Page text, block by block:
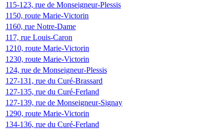
115-123, rue de Monseigneur-Plessis
1150, route Marie-Victorin
1160, rue Notre-Dame
117, rue Louis-Caron
1210, route Marie-Victorin
1230, route Marie-Victorin
124, rue de Monseigneur-Plessis
127-131, rue du Curé-Brassard
127-135, rue du Curé-Ferland
127-139, rue de Monseigneur-Signay
1290, route Marie-Victorin
134-136, rue du Curé-Ferland